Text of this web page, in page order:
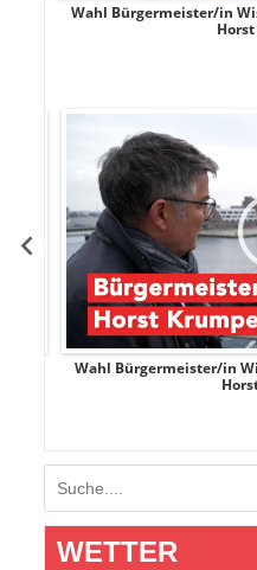
Wahl Bürgermeister/in
Wahl Bürgermeister/in
Suchen
WETTER